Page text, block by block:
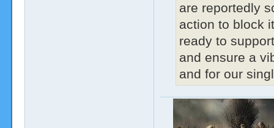
are reportedly
action to block
ready to
and ensure a
and for our